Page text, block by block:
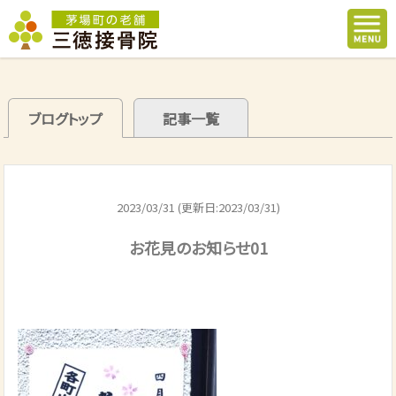
ブログトップ 記事一覧
2023/03/31 (更新日:2023/03/31)
お花見のお知らせ01